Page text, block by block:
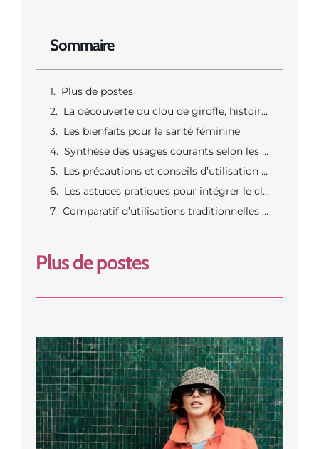
Sommaire
Plus de postes
La découverte du clou de girofle, histoire et profil nutritionnel
Les bienfaits pour la santé féminine
Synthèse des usages courants selon les besoins féminins
Les précautions et conseils d’utilisation au quotidien
Les astuces pratiques pour intégrer le clou de girofle dans le mode de vie féminin
Comparatif d’utilisations traditionnelles et modernes dans la vie féminine
Plus de postes